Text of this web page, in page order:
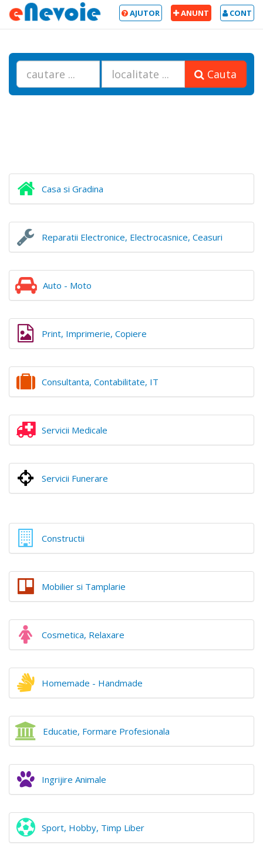
CONT
ANUNT
AJUTOR
Cauta
Casa si Gradina
Reparatii Electronice, Electrocasnice, Ceasuri
Auto - Moto
Print, Imprimerie, Copiere
Consultanta, Contabilitate, IT
Servicii Medicale
Servicii Funerare
Constructii
Mobilier si Tamplarie
Cosmetica, Relaxare
Homemade - Handmade
Educatie, Formare Profesionala
Ingrijire Animale
Sport, Hobby, Timp Liber